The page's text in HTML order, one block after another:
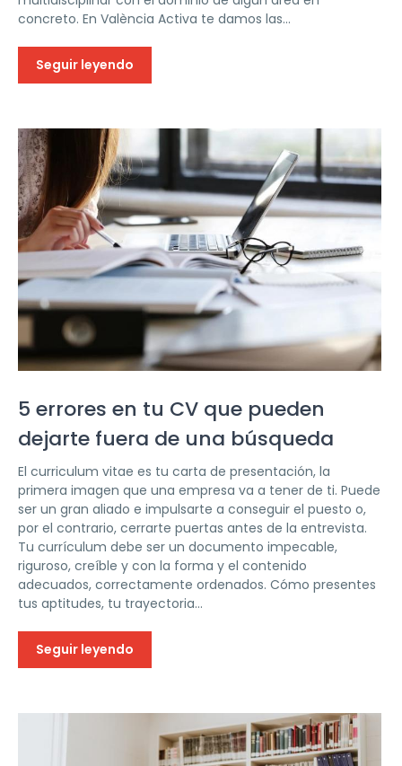
concreto. En València Activa te damos las...
Seguir leyendo
5 errores en tu CV que pueden
dejarte fuera de una búsqueda
El curriculum vitae es tu carta de presentación, la
primera imagen que una empresa va a tener de ti. Puede
ser un gran aliado e impulsarte a conseguir el puesto o,
por el contrario, cerrarte puertas antes de la entrevista.
Tu currículum debe ser un documento impecable,
riguroso, creíble y con la forma y el contenido
adecuados, correctamente ordenados. Cómo presentes
tus aptitudes, tu trayectoria...
Seguir leyendo